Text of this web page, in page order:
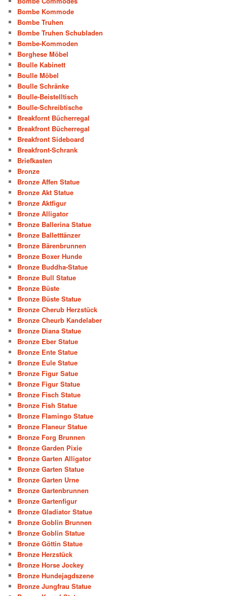
Bombe Kommode
Bombe Truhen
Bombe Truhen Schubladen
Bombe-Kommoden
Borghese Möbel
Boulle Kabinett
Boulle Möbel
Boulle Schränke
Boulle-Beistelltisch
Boulle-Schreibtische
Breakfornt Bücherregal
Breakfront Bücherregal
Breakfront Sideboard
Breakfront-Schrank
Briefkasten
Bronze
Bronze Affen Statue
Bronze Akt Statue
Bronze Aktfigur
Bronze Alligator
Bronze Ballerina Statue
Bronze Balletttänzer
Bronze Bärenbrunnen
Bronze Boxer Hunde
Bronze Buddha-Statue
Bronze Bull Statue
Bronze Büste
Bronze Büste Statue
Bronze Cherub Herzstück
Bronze Cheurb Kandelaber
Bronze Diana Statue
Bronze Eber Statue
Bronze Ente Statue
Bronze Eule Statue
Bronze Figur Satue
Bronze Figur Statue
Bronze Fisch Statue
Bronze Fish Statue
Bronze Flamingo Statue
Bronze Flaneur Statue
Bronze Forg Brunnen
Bronze Garden Pixie
Bronze Garten Alligator
Bronze Garten Statue
Bronze Garten Urne
Bronze Gartenbrunnen
Bronze Gartenfigur
Bronze Gladiator Statue
Bronze Goblin Brunnen
Bronze Goblin Statue
Bronze Göttin Statue
Bronze Herzstück
Bronze Horse Jockey
Bronze Hundejagdszene
Bronze Jungfrau Statue